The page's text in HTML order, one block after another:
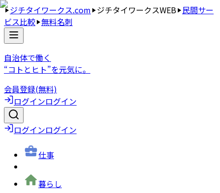
ジチタイワークス.com ジチタイワークスWEB 民間サー
ビス比較 無料名刺
自治体で働く
“コトとヒト”を元気に。
会員登録(無料)
ログインログイン
ログインログイン
仕事
暮らし